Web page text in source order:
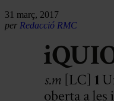
31 març, 2017
per Redacció RMC